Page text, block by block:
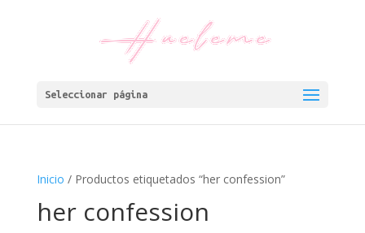
Seleccionar página
Inicio / Productos etiquetados “her confession”
her confession